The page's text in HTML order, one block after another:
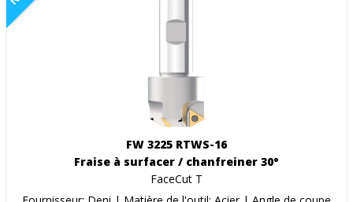
FW 3225 RTWS-16
Fraise à surfacer / chanfreiner 30°
FaceCut T